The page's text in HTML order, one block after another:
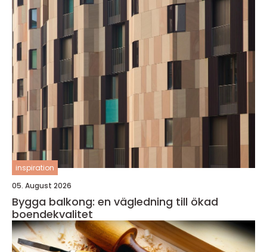
inspiration
05. August 2026
Bygga balkong: en vägledning till ökad
boendekvalitet